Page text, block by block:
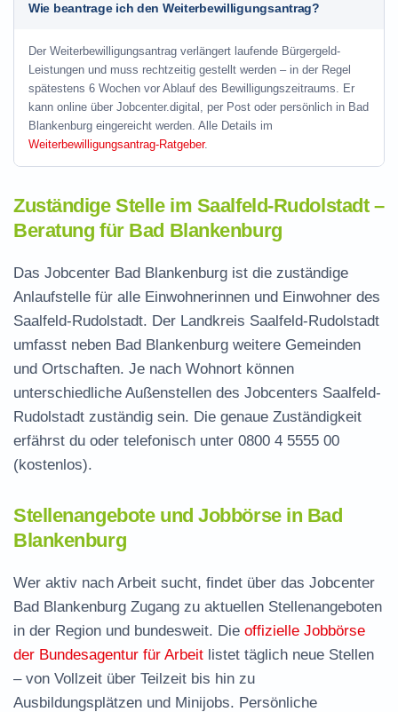
Wie beantrage ich den Weiterbewilligungsantrag?
Der Weiterbewilligungsantrag verlängert laufende Bürgergeld-
Leistungen und muss rechtzeitig gestellt werden – in der Regel
spätestens 6 Wochen vor Ablauf des Bewilligungszeitraums. Er
kann online über Jobcenter.digital, per Post oder persönlich in Bad
Blankenburg eingereicht werden. Alle Details im
Weiterbewilligungsantrag-Ratgeber.
Zuständige Stelle im Saalfeld-Rudolstadt –
Beratung für Bad Blankenburg
Das Jobcenter Bad Blankenburg ist die zuständige
Anlaufstelle für alle Einwohnerinnen und Einwohner des
Saalfeld-Rudolstadt. Der Landkreis Saalfeld-Rudolstadt
umfasst neben Bad Blankenburg weitere Gemeinden
und Ortschaften. Je nach Wohnort können
unterschiedliche Außenstellen des Jobcenters Saalfeld-
Rudolstadt zuständig sein. Die genaue Zuständigkeit
erfährst du oder telefonisch unter 0800 4 5555 00
(kostenlos).
Stellenangebote und Jobbörse in Bad
Blankenburg
Wer aktiv nach Arbeit sucht, findet über das Jobcenter
Bad Blankenburg Zugang zu aktuellen Stellenangeboten
in der Region und bundesweit. Die offizielle Jobbörse
der Bundesagentur für Arbeit listet täglich neue Stellen
– von Vollzeit über Teilzeit bis hin zu
Ausbildungsplätzen und Minijobs. Persönliche